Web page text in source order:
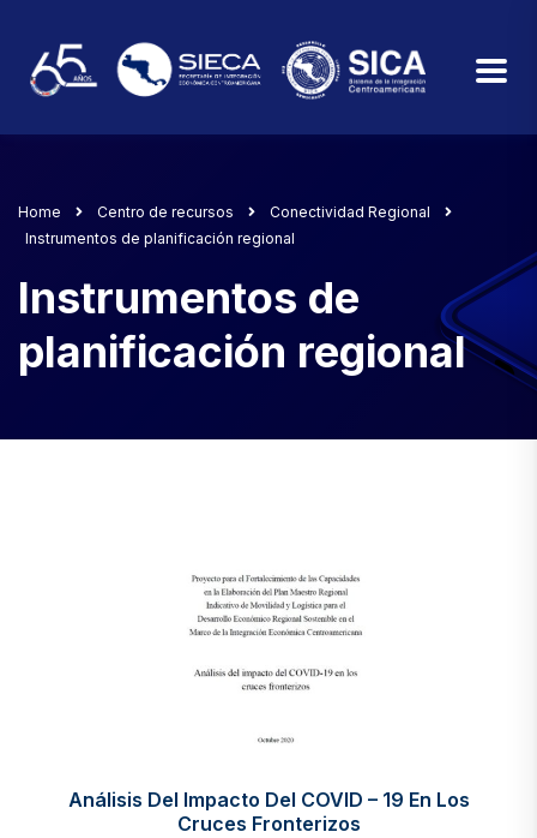
Home Centro de recursos
Conectividad Regional
Instrumentos de planificación regional
Instrumentos de
planificación regional
Análisis Del Impacto Del COVID – 19 En Los
Cruces Fronterizos